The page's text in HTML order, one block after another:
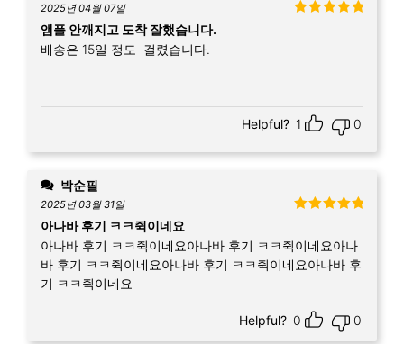
2025년 04월 07일
앰플 안깨지고 도착 잘했습니다.
배송은 15일 정도 걸렸습니다.
Helpful? 1 0
박순필
2025년 03월 31일
아나바 후기 ㅋㅋ쥑이네요
아나바 후기 ㅋㅋ쥑이네요아나바 후기 ㅋㅋ쥑이네요아나
바 후기 ㅋㅋ쥑이네요아나바 후기 ㅋㅋ쥑이네요아나바 후
기 ㅋㅋ쥑이네요
Helpful? 0 0